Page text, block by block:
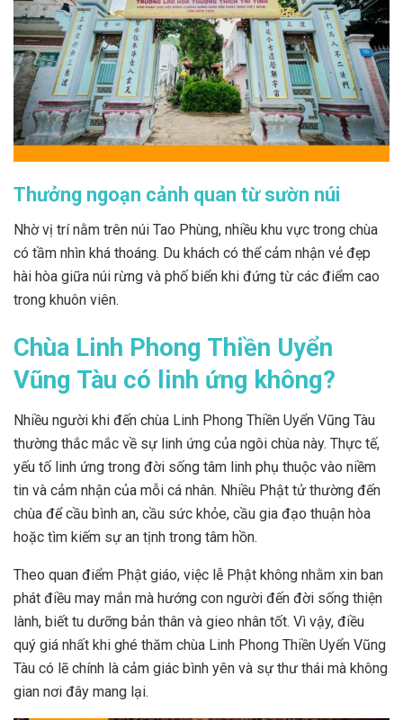
Thưởng ngoạn cảnh quan từ sườn núi
Nhờ vị trí nằm trên núi Tao Phùng, nhiều khu vực trong chùa
có tầm nhìn khá thoáng. Du khách có thể cảm nhận vẻ đẹp
hài hòa giữa núi rừng và phố biển khi đứng từ các điểm cao
trong khuôn viên.
Chùa Linh Phong Thiền Uyển
Vũng Tàu có linh ứng không?
Nhiều người khi đến chùa Linh Phong Thiền Uyển Vũng Tàu
thường thắc mắc về sự linh ứng của ngôi chùa này. Thực tế,
yếu tố linh ứng trong đời sống tâm linh phụ thuộc vào niềm
tin và cảm nhận của mỗi cá nhân. Nhiều Phật tử thường đến
chùa để cầu bình an, cầu sức khỏe, cầu gia đạo thuận hòa
hoặc tìm kiếm sự an tịnh trong tâm hồn.
Theo quan điểm Phật giáo, việc lễ Phật không nhằm xin ban
phát điều may mắn mà hướng con người đến đời sống thiện
lành, biết tu dưỡng bản thân và gieo nhân tốt. Vì vậy, điều
quý giá nhất khi ghé thăm chùa Linh Phong Thiền Uyển Vũng
Tàu có lẽ chính là cảm giác bình yên và sự thư thái mà không
gian nơi đây mang lại.